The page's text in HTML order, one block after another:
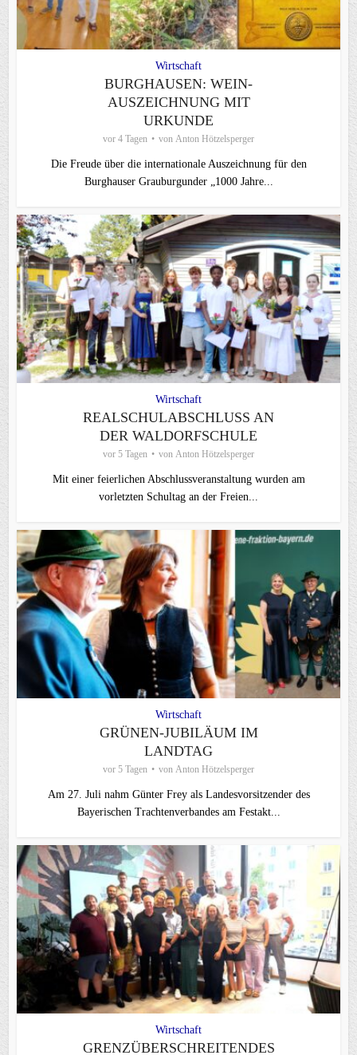
Wirtschaft
BURGHAUSEN: WEIN-
AUSZEICHNUNG MIT
URKUNDE
vor 4 Tagen von Anton Hötzelsperger
Die Freude über die internationale Auszeichnung für den
Burghauser Grauburgunder „1000 Jahre...
Wirtschaft
REALSCHULABSCHLUSS AN
DER WALDORFSCHULE
vor 5 Tagen von Anton Hötzelsperger
Mit einer feierlichen Abschlussveranstaltung wurden am
vorletzten Schultag an der Freien...
Wirtschaft
GRÜNEN-JUBILÄUM IM
LANDTAG
vor 5 Tagen von Anton Hötzelsperger
Am 27. Juli nahm Günter Frey als Landesvorsitzender des
Bayerischen Trachtenverbandes am Festakt...
Wirtschaft
GRENZÜBERSCHREITENDES